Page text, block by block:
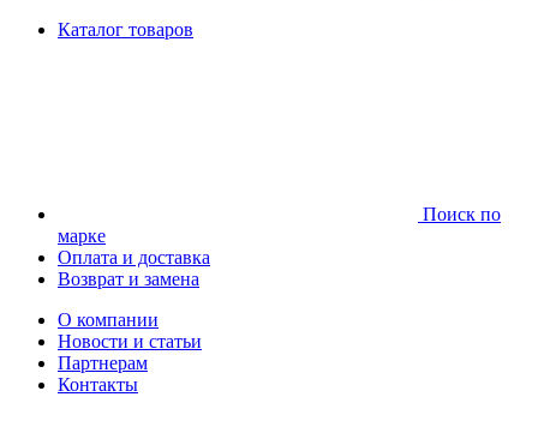
Каталог товаров
Поиск по
марке
Оплата и доставка
Возврат и замена
О компании
Новости и статьи
Партнерам
Контакты